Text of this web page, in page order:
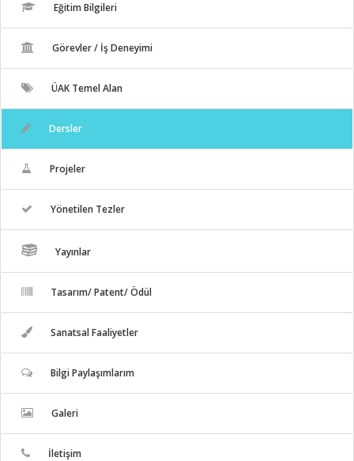
Eğitim Bilgileri
Görevler / İş Deneyimi
ÜAK Temel Alan
Dersler
Projeler
Yönetilen Tezler
Yayınlar
Tasarım/ Patent/ Ödül
Sanatsal Faaliyetler
Bilgi Paylaşımlarım
Galeri
İletişim